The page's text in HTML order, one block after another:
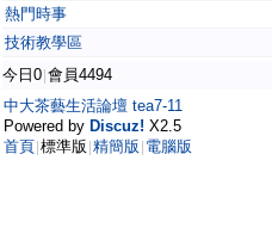
熱門時事
技術教學區
今日0 會員4494
中大茶藝生活論壇 tea7-11
Powered by Discuz! X2.5
首頁 標準版 精簡版 電腦版